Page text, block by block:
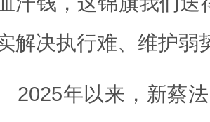
解决执行难、维护弱
2025年以来，新蔡